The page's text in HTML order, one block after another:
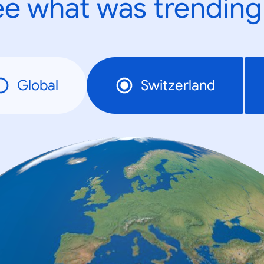
what was
Global Switzerland